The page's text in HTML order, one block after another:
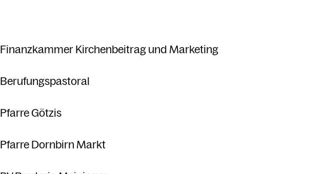
Finanzkammer Kirchenbeitrag und Marketing
Berufungspastoral
Pfarre Götzis
Pfarre Dornbirn Markt